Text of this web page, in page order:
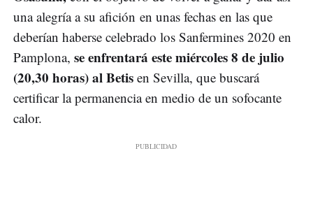
una alegría a su afición en unas fechas en las que
deberían haberse celebrado los Sanfermines 2020 en
Pamplona, se enfrentará este miércoles 8 de julio
(20,30 horas) al Betis en Sevilla, que buscará
certificar la permanencia en medio de un sofocante
calor.